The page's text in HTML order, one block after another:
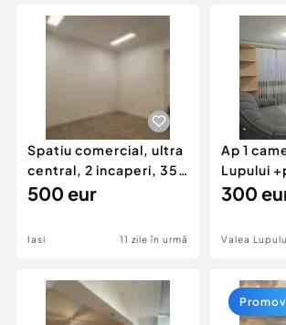
Servicii
Animale de companie
Afaceri și echipamente
Inchiriere Bunuri si Vehicule
Utilaje agricole si industriale
Piese auto si accesorii
Spatiu comercial, ultra
central, 2 incaperi, 35
mp!
500 eur
Iasi 11 zile în urmă
Ap 1
Lupului
300
Valea